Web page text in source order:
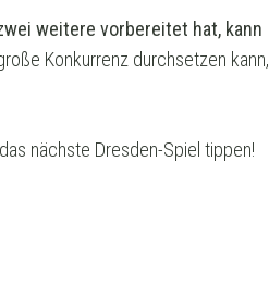
weitere vorbereitet hat, kann
Konkurrenz durchsetzen kann,
nächste Dresden-Spiel tippen!